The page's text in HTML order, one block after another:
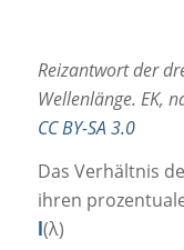
Reizantwort der
Wellenlänge. EK,
CC BY-SA 3.0
Das Verhältnis
ihren
l(λ)